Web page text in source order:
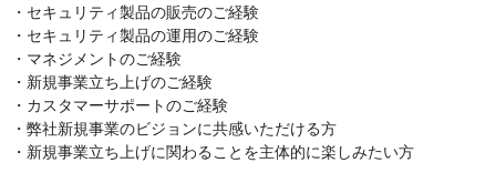
・セキュリティ製品の販売のご経験
・セキュリティ製品の運用のご経験
・マネジメントのご経験
・新規事業立ち上げのご経験
・カスタマーサポートのご経験
・弊社新規事業のビジョンに共感いただける方
・新規事業立ち上げに関わることを主体的に楽しみたい方